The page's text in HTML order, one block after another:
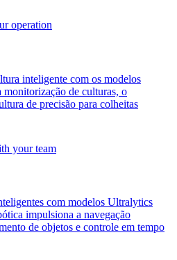
inteligente com os modelos
de culturas, o
de precisão para colheitas
com modelos Ultralytics
impulsiona a navegação
de objetos e controle em tempo